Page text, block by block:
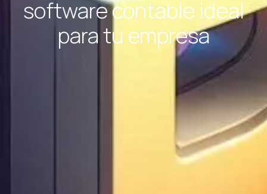
software contable ideal
para tu empresa